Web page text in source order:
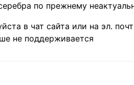
Боны и
банкноты
Иностранные
боны» Азия
по прежнему
в чат сайта или на эл.
не поддерживается